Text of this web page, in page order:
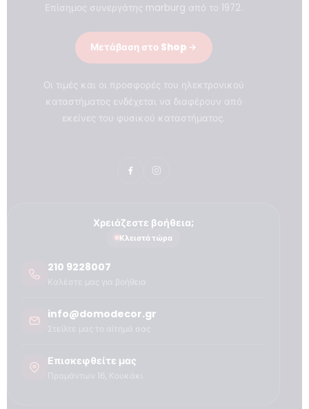
Επίσημος συνεργάτης marburg από το 1972.
Μετάβαση στο Shop
Οι τιμές και οι προσφορές του ηλεκτρονικού
καταστήματος ενδέχεται να διαφέρουν από
εκείνες του φυσικού καταστήματος.
Χρειάζεστε βοήθεια;
Κλειστά τώρα
210 9228007
Καλέστε μας για βοήθεια
info@domodecor.gr
Στείλτε μας το αίτημά σας
Επισκεφθείτε μας
Πραμάντων 16, Κουκάκι